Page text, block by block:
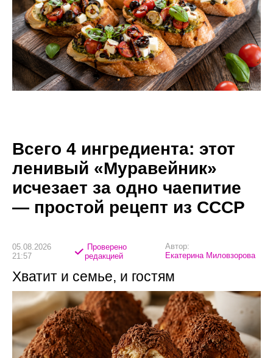
Всего 4 ингредиента: этот
ленивый «Муравейник»
исчезает за одно чаепитие
— простой рецепт из СССР
05.08.2026
21:57
Проверено
редакцией
Автор:
Екатерина Миловзорова
Хватит и семье, и гостям